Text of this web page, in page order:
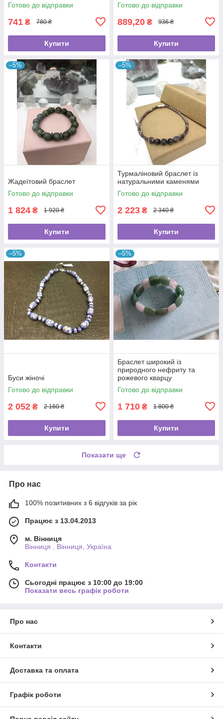
Готово до відправки
741 ₴ 780 ₴
Купити
Готово до відправки
889,20 ₴ 936 ₴
Купити
–5%
Жадеїтовий браслет
Готово до відправки
1 824 ₴ 1 920 ₴
Купити
–5%
Турмаліновий браслет із
натуральними каменями
Готово до відправки
2 223 ₴ 2 340 ₴
Купити
–5%
Буси жіночі
Готово до відправки
2 052 ₴ 2 160 ₴
Купити
–5%
Браслет широкий із
природного нефриту та
рожевого кварцу
Готово до відправки
1 710 ₴ 1 800 ₴
Купити
Показати ще
Про нас
100% позитивних з 6 відгуків за рік
Працює з 13.04.2013
м. Вінниця
Вінниця , Вінниця, Україна
Контакти
Сьогодні працює з 10:00 до 19:00
Показати весь графік роботи
Про нас
Контакти
Доставка та оплата
Графік роботи